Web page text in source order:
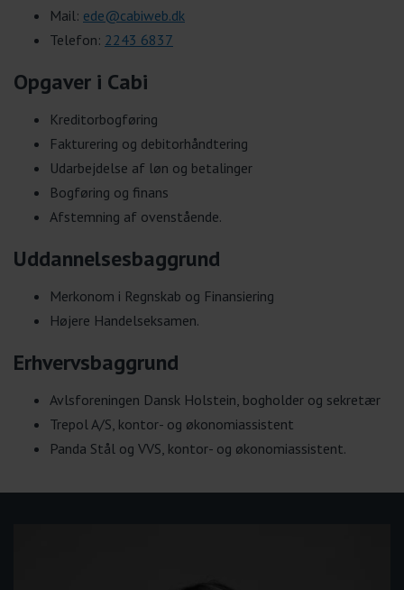
Mail: ede@cabiweb.dk
Telefon: 2243 6837
Opgaver i Cabi
Kreditorbogføring
Fakturering og debitorhåndtering
Udarbejdelse af løn og betalinger
Bogføring og finans
Afstemning af ovenstående.
Uddannelsesbaggrund
Merkonom i Regnskab og Finansiering
Højere Handelseksamen.
Erhvervsbaggrund
Avlsforeningen Dansk Holstein, bogholder og sekretær
Trepol A/S, kontor- og økonomiassistent
Panda Stål og VVS, kontor- og økonomiassistent.